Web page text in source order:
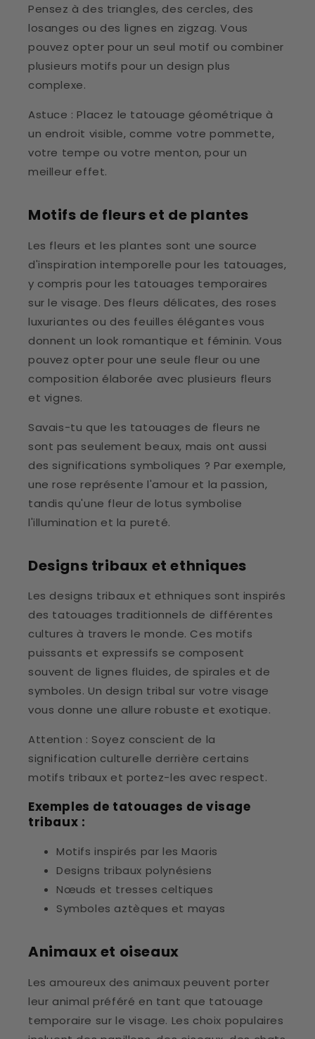
Pensez à des triangles, des cercles, des
losanges ou des lignes en zigzag. Vous
pouvez opter pour un seul motif ou combiner
plusieurs motifs pour un design plus
complexe.
Astuce : Placez le tatouage géométrique à
un endroit visible, comme votre pommette,
votre tempe ou votre menton, pour un
meilleur effet.
Motifs de fleurs et de plantes
Les fleurs et les plantes sont une source
d'inspiration intemporelle pour les tatouages,
y compris pour les tatouages temporaires
sur le visage. Des fleurs délicates, des roses
luxuriantes ou des feuilles élégantes vous
donnent un look romantique et féminin. Vous
pouvez opter pour une seule fleur ou une
composition élaborée avec plusieurs fleurs
et vignes.
Savais-tu que les tatouages de fleurs ne
sont pas seulement beaux, mais ont aussi
des significations symboliques ? Par exemple,
une rose représente l'amour et la passion,
tandis qu'une fleur de lotus symbolise
l'illumination et la pureté.
Designs tribaux et ethniques
Les designs tribaux et ethniques sont inspirés
des tatouages traditionnels de différentes
cultures à travers le monde. Ces motifs
puissants et expressifs se composent
souvent de lignes fluides, de spirales et de
symboles. Un design tribal sur votre visage
vous donne une allure robuste et exotique.
Attention : Soyez conscient de la
signification culturelle derrière certains
motifs tribaux et portez-les avec respect.
Exemples de tatouages de visage
tribaux :
Motifs inspirés par les Maoris
Designs tribaux polynésiens
Nœuds et tresses celtiques
Symboles aztèques et mayas
Animaux et oiseaux
Les amoureux des animaux peuvent porter
leur animal préféré en tant que tatouage
temporaire sur le visage. Les choix populaires